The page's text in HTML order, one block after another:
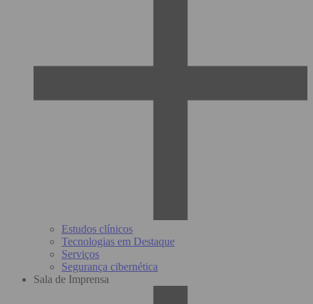
Estudos clínicos
Tecnologias em Destaque
Serviços
Segurança cibernética
Sala de Imprensa